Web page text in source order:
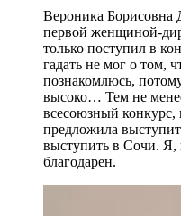
Вероника Борисовна
первой женщиной-
только поступил в
гадать не мог о том,
познакомлюсь,
высоко… Тем не
всесоюзный
предложила
выступить в Сочи. Я,
благодарен.